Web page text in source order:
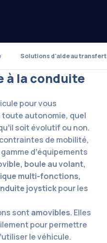
Solutions d'aide au transfert
à la conduite
pour vous
autonomie, quel
soit évolutif ou non.
de mobilité,
dʼéquipements
boule au volant,
multi-fonctions,
joystickpour les
sont amovibles. Elles
pour permettre
le véhicule.